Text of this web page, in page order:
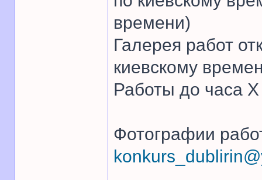
времени)
Галерея работ
киевскому
Работы до часа
Фотографии